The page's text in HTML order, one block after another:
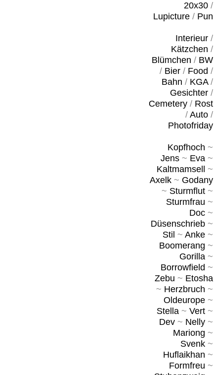
20x30/
Lupicture/ Pun
Interieur/
Kätzchen /
Blümchen / BW
/ Bier/ Food /
Bahn / KGA/
Gesichter/
Cemetery/ Rost
/ Auto/
Photofriday
Kopfhoch ~
Jens~ Eva~
Kaltmamsell
~
Axelk~ Godany
~ Sturmflut~
Sturmfrau ~
Doc~
Düsenschrieb~
Stil ~ Anke~
Boomerang ~
Gorilla~
Borrowfield ~
Zebu ~ Etosha
~ Herzbruch ~
Oldeurope~
Stella~ Vert~
Dev~ Nelly~
Mariong ~
Svenk~
Huflaikhan ~
Formfreu ~